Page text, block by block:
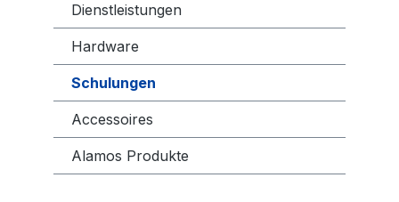
Dienstleistungen
Hardware
Schulungen
Accessoires
Alamos Produkte